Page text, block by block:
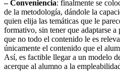
– Conveniencia: finalmente se
de la metodología, dándole la
quien elija las temáticas que le
formativo, sin tener que adaptarse a
que no todo el contenido le es
únicamente el contenido que el
Así, es factible llegar a un modelo
acerque al alumno a la